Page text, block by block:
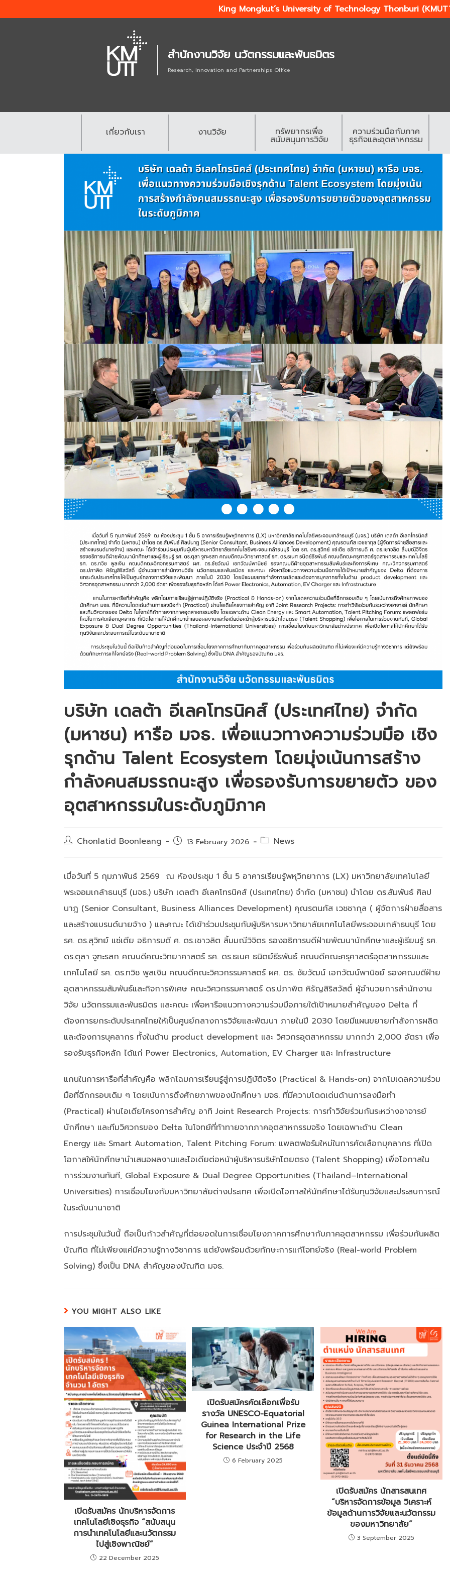
King Mongkut’s University of Technology Thonburi
สำนักงานวิจัย นวัตกรรมและพันธมิตร
Research, Innovation and Partnerships Office
เกี่ยวกับเรา
งานวิจัย
ทรัพยากรเพื่อ
สนับสนุนการวิจัย
ความร่วมมือกับภาค
ธุรกิจและอุตสาหกรรม
บริษัท เดลต้า อีเลคโทรนิคส์ (ประเทศไทย) จำกัด
(มหาชน) หารือ มจธ. เพื่อแนวทางความร่วมมือ เชิง
รุกด้าน Talent Ecosystem โดยมุ่งเน้นการสร้าง
กำลังคนสมรรถนะสูง เพื่อรองรับการขยายตัว ของ
อุตสาหกรรมในระดับภูมิภาค
PostChonlatid Boonleang
Post13 February 2026
PostNews
เมื่อวันที่ 5 กุมภาพันธ์ 2569 ณ ห้องประชุม 1 ชั้น 5 อาคารเรียนรู้พหุวิทยาการ (LX) มหาวิทยาลัยเทคโนโลยี
พระจอมเกล้าธนบุรี (มจธ.) บริษัท เดลต้า อีเลคโทรนิคส์ (ประเทศไทย) จำกัด (มหาชน) นำโดย ดร.สัมพันธ์ ศิลป
นาฎ (Senior Consultant, Business Alliances Development) คุณรตนภัส เวชชากุล ( ผู้จัดการฝ่ายสื่อสาร
และสร้างแบรนด์นายจ้าง ) และคณะ ได้เข้าร่วมประชุมกับผู้บริหารมหาวิทยาลัยเทคโนโลยีพระจอมเกล้าธนบุรี โดย
รศ. ดร.สุวิทย์ แซ่เตีย อธิการบดี ศ. ดร.เชาวลิต ลิ้มมณีวิจิตร รองอธิการบดีฝ่ายพัฒนานักศึกษาและผู้เรียนรู้ รศ.
ดร.ตุลา จูฑะรสก คณบดีคณะวิทยาศาสตร์ รศ. ดร.ธเนศ ธนิตย์ธีรพันธ์ คณบดีคณะครุศาสตร์อุตสาหกรรมและ
เทคโนโลยี รศ. ดร.ทวิช พูลเงิน คณบดีคณะวิศวกรรมศาสตร์ ผศ. ดร. ชัยวัฒน์ เอกวัฒน์พานิชย์ รองคณบดีฝ่าย
อุตสาหกรรมสัมพันธ์และกิจการพิเศษ คณะวิศวกรรมศาสตร์ ดร.ปภาพิต หิรัญสิริสวัสดิ์ ผู้อำนวยการสำนักงาน
วิจัย นวัตกรรมและพันธมิตร และคณะ เพื่อหารือแนวทางความร่วมมือภายใต้เป้าหมายสำคัญของ Delta ที่
ต้องการยกระดับประเทศไทยให้เป็นศูนย์กลางการวิจัยและพัฒนา ภายในปี 2030 โดยมีแผนขยายกำลังการผลิต
และต้องการบุคลากร ทั้งในด้าน product development และ วิศวกรอุตสาหกรรม มากกว่า 2,000 อัตรา เพื่อ
รองรับธุรกิจหลัก ได้แก่ Power Electronics, Automation, EV Charger และ Infrastructure
แกนในการหารือที่สำคัญคือ พลิกโฉมการเรียนรู้สู่การปฏิบัติจริง (Practical & Hands-on) จากโมเดลความร่วม
มือที่ฉีกกรอบเดิม ๆ โดยเน้นการดึงศักยภาพของนักศึกษา มจธ. ที่มีความโดดเด่นด้านการลงมือทำ
(Practical) ผ่านไอเดียโครงการสำคัญ อาทิ Joint Research Projects: การทำวิจัยร่วมกันระหว่างอาจารย์
นักศึกษา และทีมวิศวกรของ Delta ในโจทย์ที่ท้าทายจากภาคอุตสาหกรรมจริง โดยเฉพาะด้าน Clean
Energy และ Smart Automation, Talent Pitching Forum: แพลตฟอร์มใหม่ในการคัดเลือกบุคลากร ที่เปิด
โอกาสให้นักศึกษานำเสนอผลงานและไอเดียต่อหน้าผู้บริหารบริษัทโดยตรง (Talent Shopping) เพื่อโอกาสใน
การร่วมงานทันที, Global Exposure & Dual Degree Opportunities (Thailand–International
Universities) การเชื่อมโยงกับมหาวิทยาลัยต่างประเทศ เพื่อเปิดโอกาสให้นักศึกษาได้รับทุนวิจัยและประสบการณ์
ในระดับนานาชาติ
การประชุมในวันนี้ ถือเป็นก้าวสำคัญที่ต่อยอดในการเชื่อมโยงภาคการศึกษากับภาคอุตสาหกรรม เพื่อร่วมกันผลิต
บัณฑิต ที่ไม่เพียงแค่มีความรู้ทางวิชาการ แต่ยังพร้อมด้วยทักษะการแก้โจทย์จริง (Real-world Problem
Solving) ซึ่งเป็น DNA สำคัญของบัณฑิต มจธ.
YOU MIGHT ALSO LIKE
เปิดรับสมัคร นักบริหารจัดการ
เทคโนโลยีเชิงธุรกิจ “สนับสนุน
การนำเทคโนโลยีและนวัตกรรม
ไปสู่เชิงพาณิชย์”
22 December 2025
เปิดรับสมัครคัดเลือกเพื่อรับ
รางวัล UNESCO-Equatorial
Guinea International Prize
for Research in the Life
Science ประจำปี 2568
6 February 2025
เปิดรับสมัคร นักสารสนเทศ
“บริหารจัดการข้อมูล วิเคราะห์
ข้อมูลด้านการวิจัยและนวัตกรรม
ของมหาวิทยาลัย”
3 September 2025